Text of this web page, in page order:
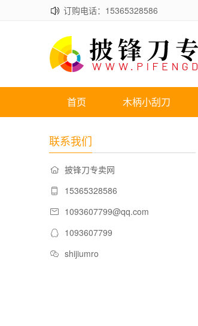
订购电话：15365328586
首页 木柄小刮刀
联系我们
披锋刀专卖网
15365328586
1093607799@qq.com
1093607799
shijiumro